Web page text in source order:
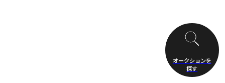
オークションを
探す